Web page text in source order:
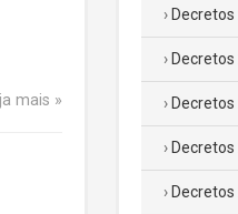
mais
Decretos
Decretos
Decretos
Decretos